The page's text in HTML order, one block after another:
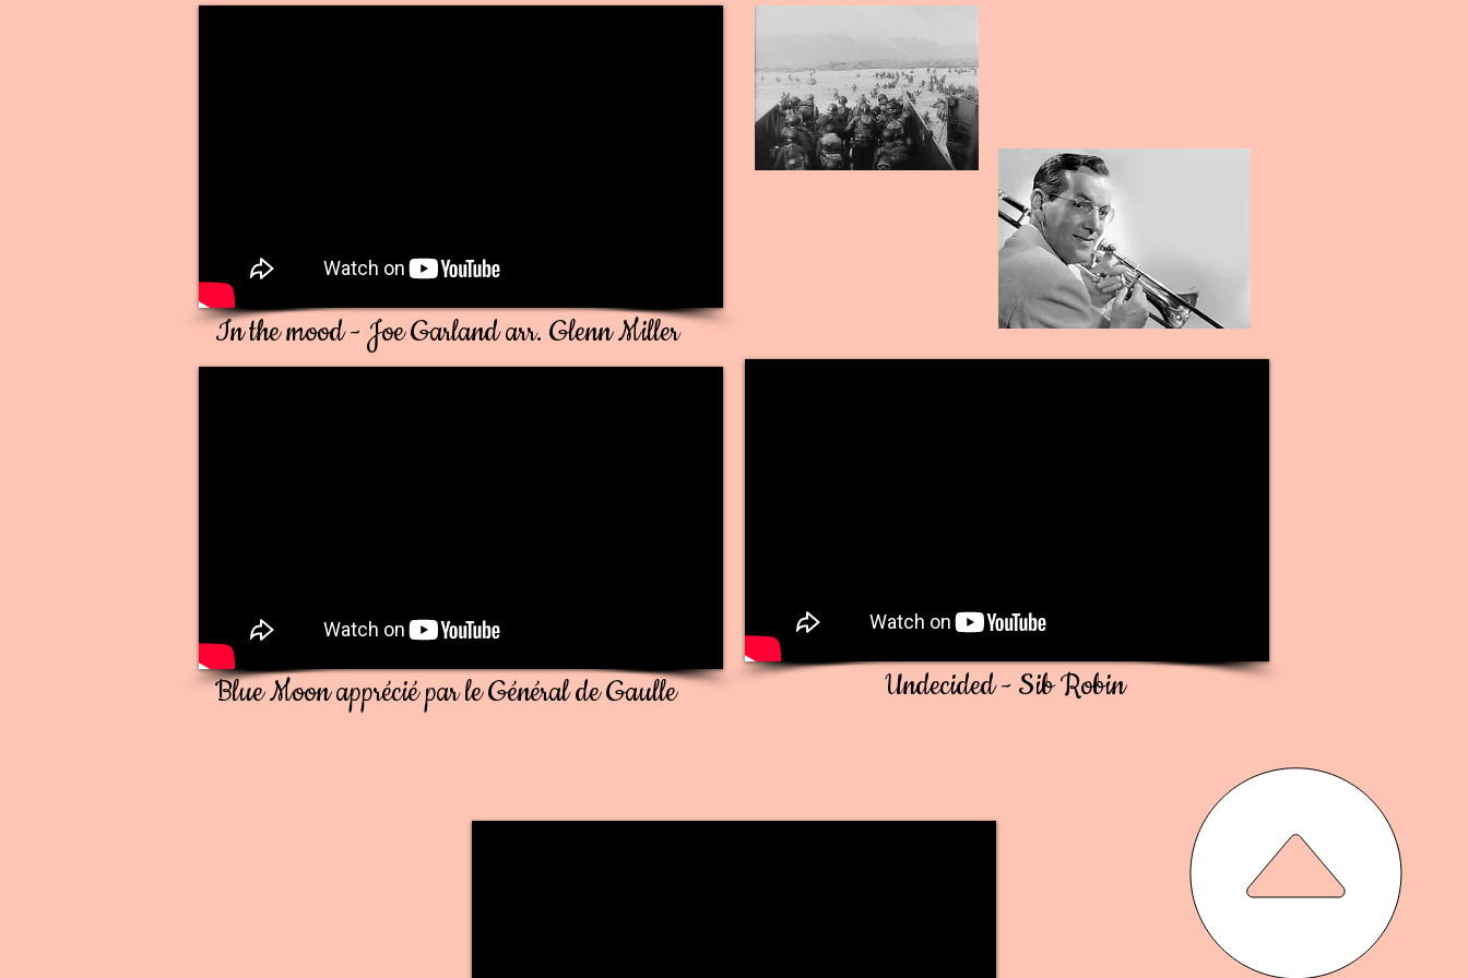
In the mood - Joe Garland arr. Glenn Miller
Blue Moon apprécié par le Général de Gaulle Undecided - Sib Robin